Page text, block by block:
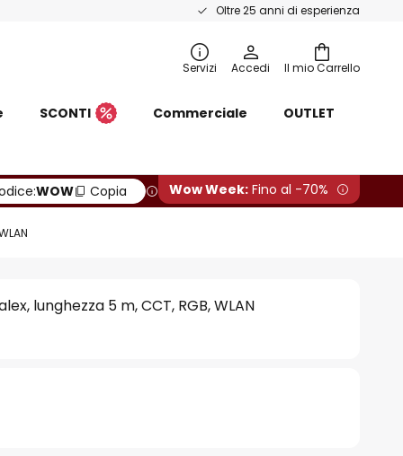
Oltre 25 anni di esperienza
Il mio Carrello
Servizi Accedi
SCONTI Commerciale OUTLET
WOW Copia Wow Week: Fino al -70%
lunghezza 5 m, CCT, RGB, WLAN